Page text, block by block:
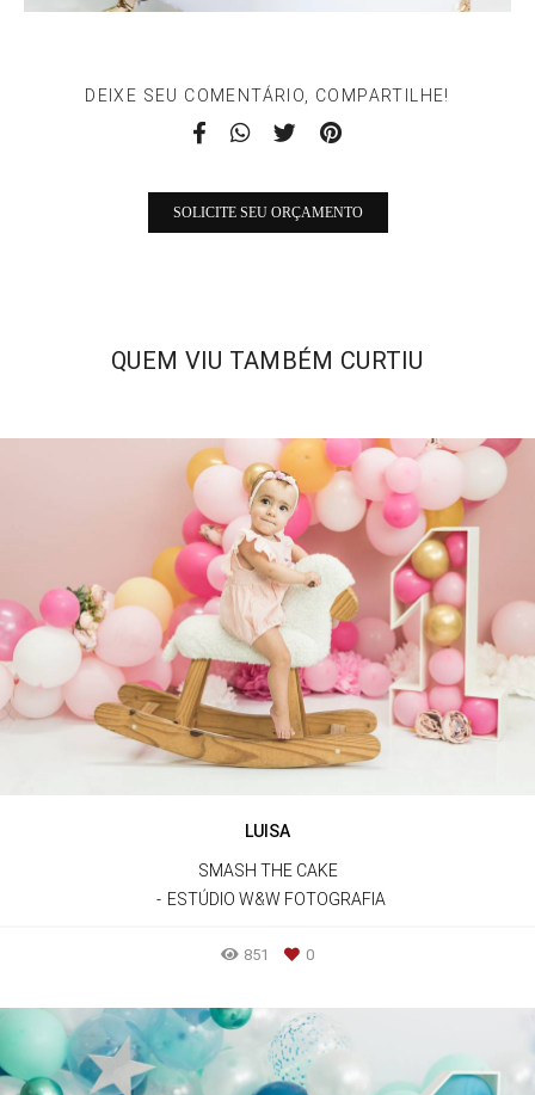
DEIXE SEU COMENTÁRIO, COMPARTILHE!
SOLICITE SEU ORÇAMENTO
QUEM VIU TAMBÉM CURTIU
LUISA
SMASH THE CAKE
ESTÚDIO W&W FOTOGRAFIA
851 0